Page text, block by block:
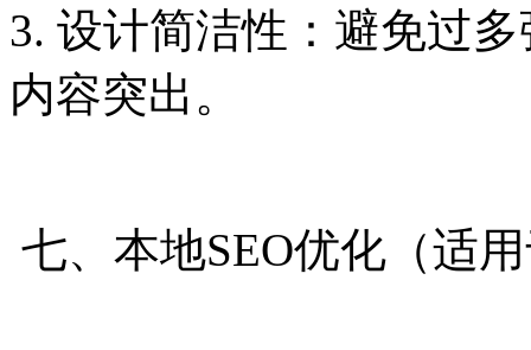
3. 设计简洁性：避免过
内容突出。
七、本地SEO优化（适